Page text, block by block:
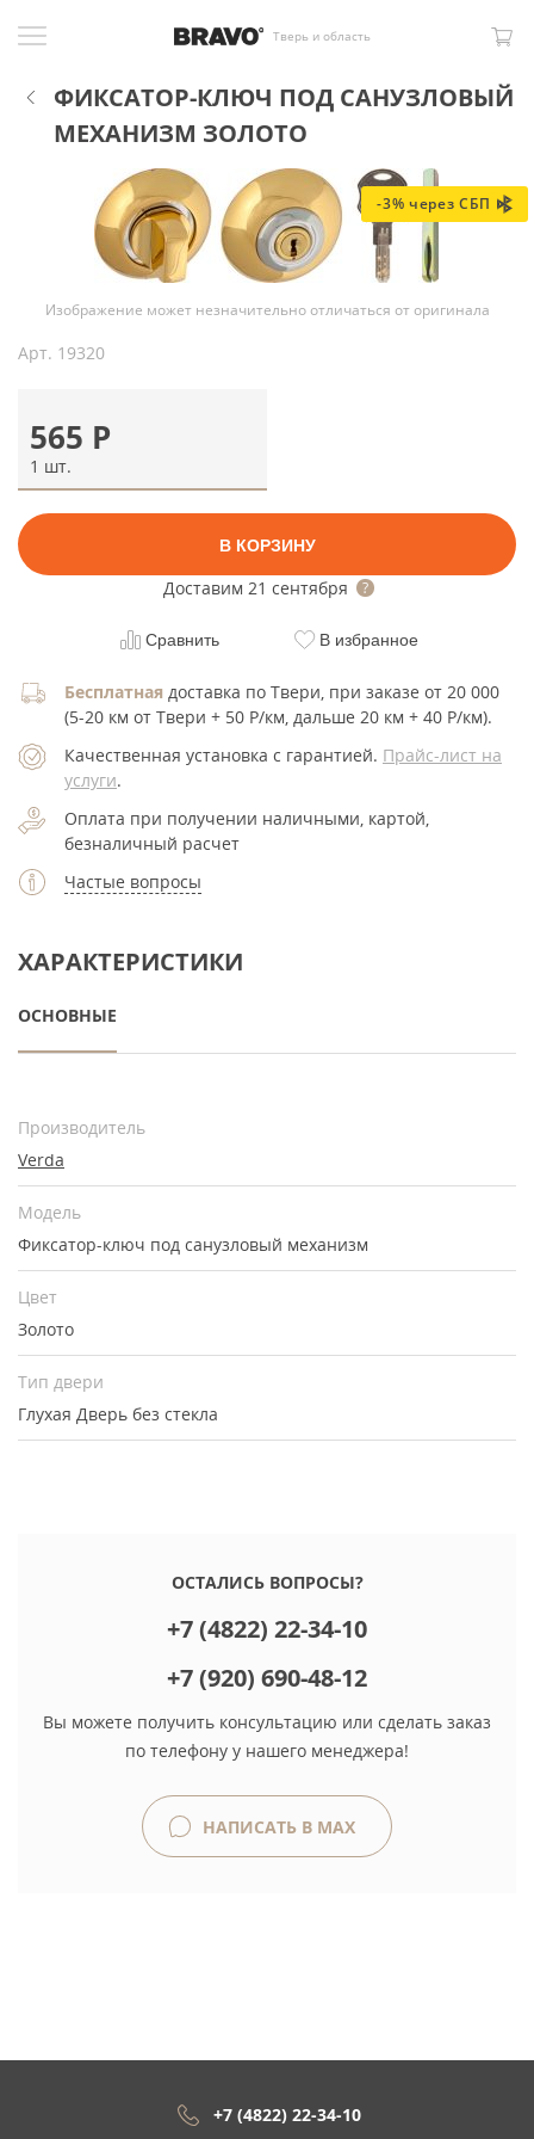
Тверь и область
ФИКСАТОР-КЛЮЧ ПОД САНУЗЛОВЫЙ
МЕХАНИЗМ ЗОЛОТО
-3% через СБП
Изображение может незначительно отличаться от оригинала
Арт. 19320
565 Р
1 шт.
В КОРЗИНУ
Доставим 21 сентября
Сравнить В избранное
Бесплатная доставка по Твери, при заказе от 20 000
(5-20 км от Твери + 50 Р/км, дальше 20 км + 40 Р/км).
Качественная установка с гарантией. Прайс-лист на
услуги.
Оплата при получении наличными, картой,
безналичный расчет
Частые вопросы
ХАРАКТЕРИСТИКИ
ОСНОВНЫЕ
Производитель
Verda
Модель
Фиксатор-ключ под санузловый механизм
Цвет
Золото
Тип двери
Глухая Дверь без стекла
ОСТАЛИСЬ ВОПРОСЫ?
+7 (4822) 22-34-10
+7 (920) 690-48-12
Вы можете получить консультацию или сделать заказ
по телефону у нашего менеджера!
НАПИСАТЬ В MAX
+7 (4822) 22-34-10